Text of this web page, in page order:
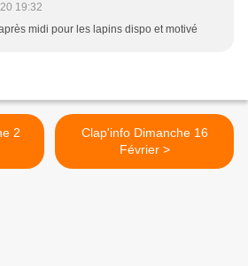
19:32
midi pour les lapins dispo et motivé
Clap'info Dimanche 16
Février >